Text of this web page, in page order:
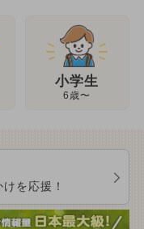
小学生
6歳〜
を応援！